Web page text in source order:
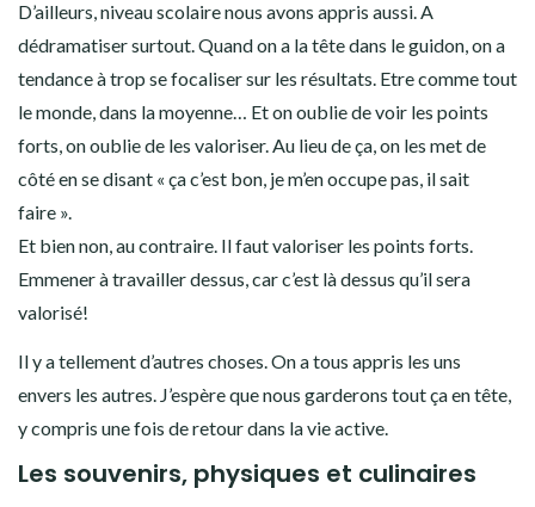
D’ailleurs, niveau scolaire nous avons appris aussi. A
dédramatiser surtout. Quand on a la tête dans le guidon, on a
tendance à trop se focaliser sur les résultats. Etre comme tout
le monde, dans la moyenne… Et on oublie de voir les points
forts, on oublie de les valoriser. Au lieu de ça, on les met de
côté en se disant « ça c’est bon, je m’en occupe pas, il sait
faire ».
Et bien non, au contraire. Il faut valoriser les points forts.
Emmener à travailler dessus, car c’est là dessus qu’il sera
valorisé!
Il y a tellement d’autres choses. On a tous appris les uns
envers les autres. J’espère que nous garderons tout ça en tête,
y compris une fois de retour dans la vie active.
Les souvenirs, physiques et culinaires